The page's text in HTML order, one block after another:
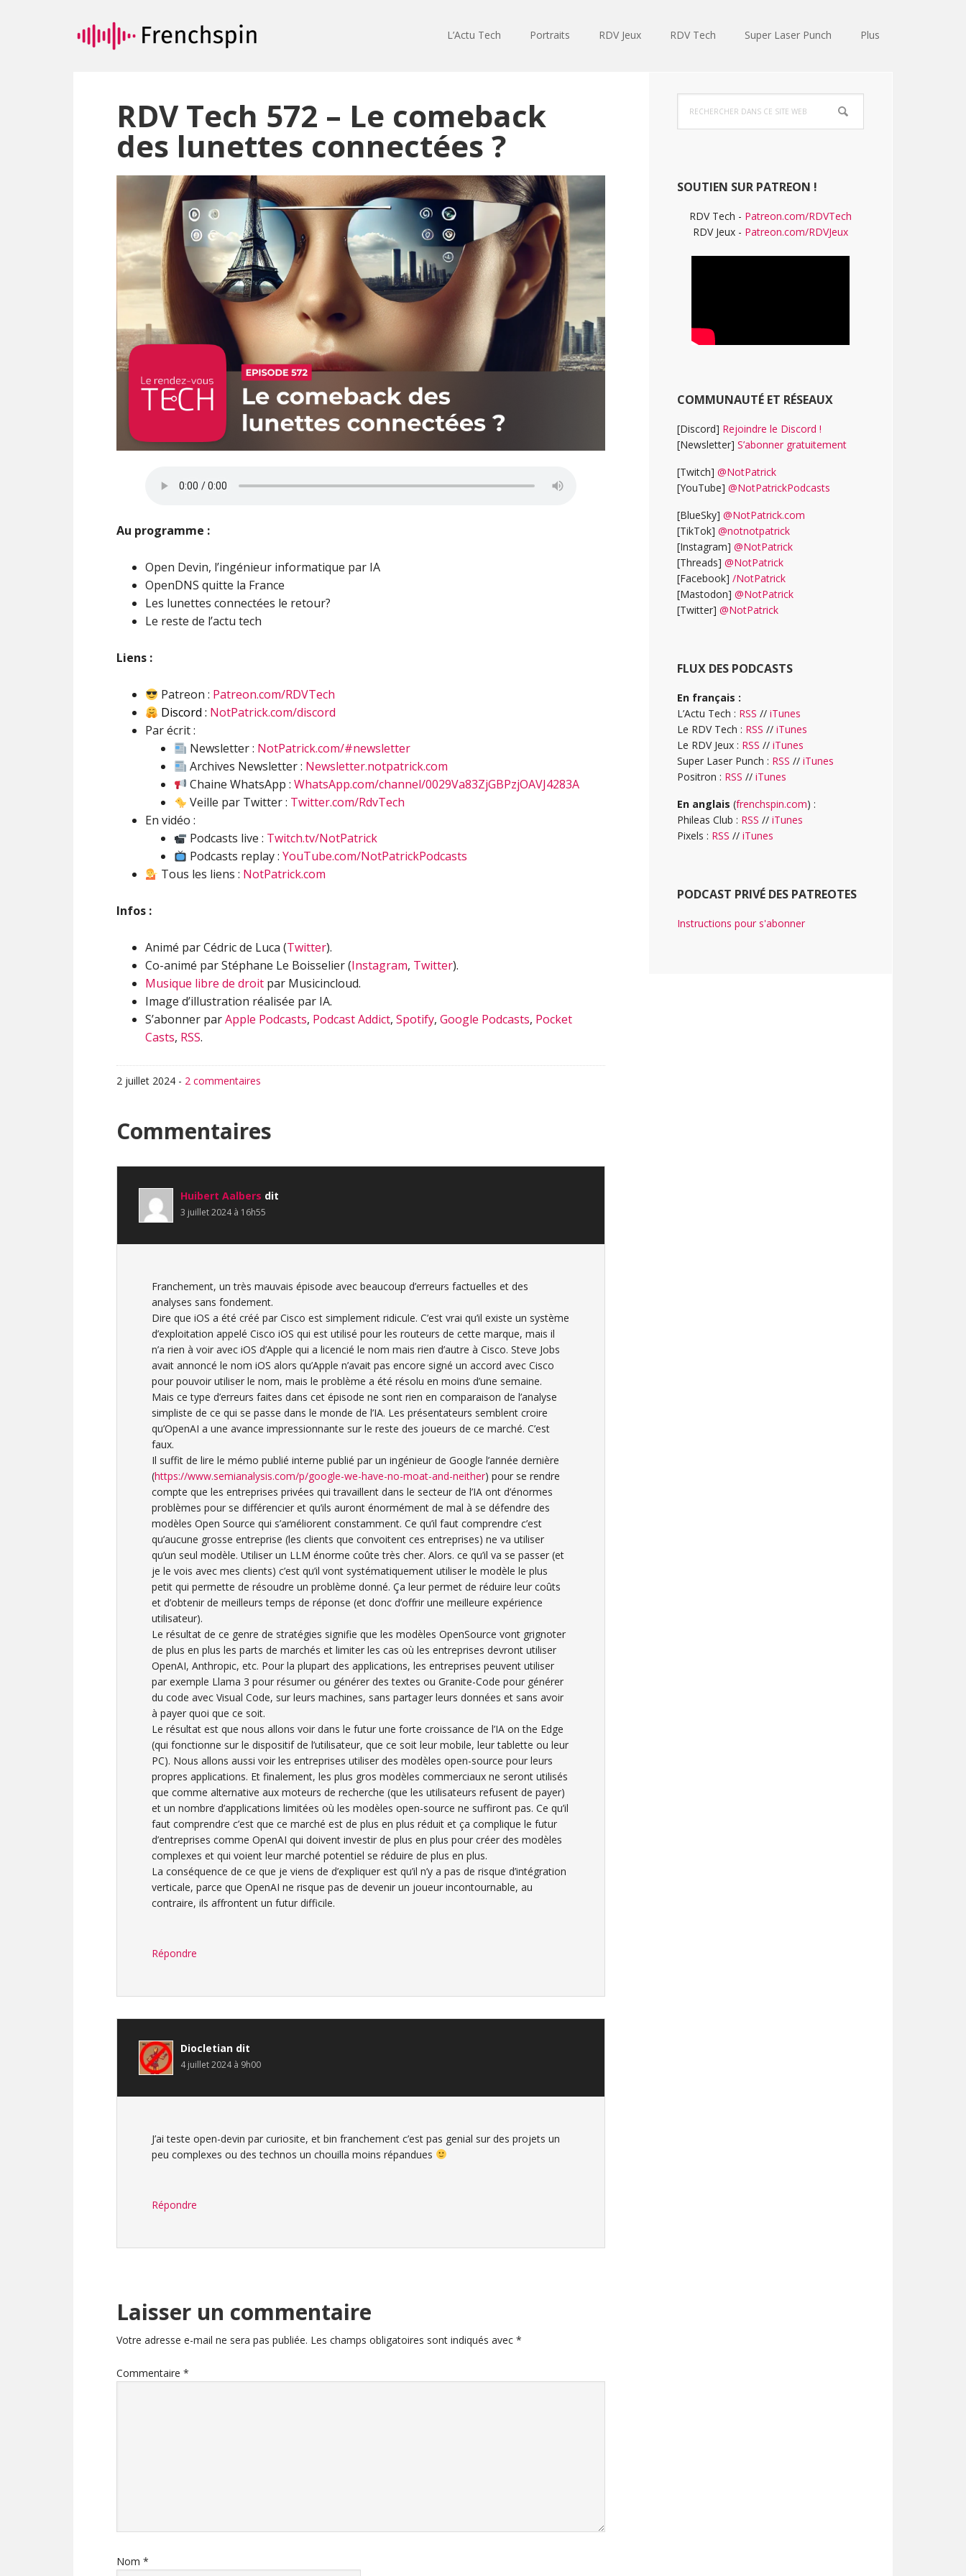
au
contenu
la
L’Actu Tech Portraits RDV Jeux RDV Tech Super Laser Punch Plus
RDV Tech 572 – Le comeback
des lunettes connectées ?
Au programme :
Open Devin, l’ingénieur informatique par IA
OpenDNS quitte la France
Les lunettes connectées le retour?
Le reste de l’actu tech
Liens :
Patreon : Patreon.com/RDVTech
Discord : NotPatrick.com/discord
Par écrit :
Newsletter : NotPatrick.com/#newsletter
Archives Newsletter : Newsletter.notpatrick.com
Chaine WhatsApp :WhatsApp.com/channel/0029Va83ZjGBPzjOAVJ4283A
Veille par Twitter : Twitter.com/RdvTech
En vidéo :
Podcasts live : Twitch.tv/NotPatrick
Podcasts replay :YouTube.com/NotPatrickPodcasts
Tous les liens : NotPatrick.com
Infos :
Animé par Cédric de Luca (Twitter).
Co-animé par Stéphane Le Boisselier (Instagram, Twitter).
Musique libre de droit par Musicincloud.
Image d’illustration réalisée par IA.
S’abonner parApple Podcasts, Podcast Addict, Spotify, Google Podcasts, Pocket
Casts, RSS.
2 juillet 2024 - 2 commentaires
Interactions
du
lecteur
Commentaires
Huibert Aalbers dit
3 juillet 2024 à 16h55
Franchement, un très mauvais épisode avec beaucoup d’erreurs factuelles et des
analyses sans fondement.
Dire que iOS a été créé par Cisco est simplement ridicule. C’est vrai qu’il existe un système
d’exploitation appelé Cisco iOS qui est utilisé pour les routeurs de cette marque, mais il
n’a rien à voir avec iOS d’Apple qui a licencié le nom mais rien d’autre à Cisco. Steve Jobs
avait annoncé le nom iOS alors qu’Apple n’avait pas encore signé un accord avec Cisco
pour pouvoir utiliser le nom, mais le problème a été résolu en moins d’une semaine.
Mais ce type d’erreurs faites dans cet épisode ne sont rien en comparaison de l’analyse
simpliste de ce qui se passe dans le monde de l’IA. Les présentateurs semblent croire
qu’OpenAI a une avance impressionnante sur le reste des joueurs de ce marché. C’est
faux.
Il suffit de lire le mémo publié interne publié par un ingénieur de Google l’année dernière
(https://www.semianalysis.com/p/google-we-have-no-moat-and-neither) pour se rendre
compte que les entreprises privées qui travaillent dans le secteur de l’IA ont d’énormes
problèmes pour se différencier et qu’ils auront énormément de mal à se défendre des
modèles Open Source qui s’améliorent constamment. Ce qu’il faut comprendre c’est
qu’aucune grosse entreprise (les clients que convoitent ces entreprises) ne va utiliser
qu’un seul modèle. Utiliser un LLM énorme coûte très cher. Alors. ce qu’il va se passer (et
je le vois avec mes clients) c’est qu’il vont systématiquement utiliser le modèle le plus
petit qui permette de résoudre un problème donné. Ça leur permet de réduire leur coûts
et d’obtenir de meilleurs temps de réponse (et donc d’offrir une meilleure expérience
utilisateur).
Le résultat de ce genre de stratégies signifie que les modèles OpenSource vont grignoter
de plus en plus les parts de marchés et limiter les cas où les entreprises devront utiliser
OpenAI, Anthropic, etc. Pour la plupart des applications, les entreprises peuvent utiliser
par exemple Llama 3 pour résumer ou générer des textes ou Granite-Code pour générer
du code avec Visual Code, sur leurs machines, sans partager leurs données et sans avoir
à payer quoi que ce soit.
Le résultat est que nous allons voir dans le futur une forte croissance de l’IA on the Edge
(qui fonctionne sur le dispositif de l’utilisateur, que ce soit leur mobile, leur tablette ou leur
PC). Nous allons aussi voir les entreprises utiliser des modèles open-source pour leurs
propres applications. Et finalement, les plus gros modèles commerciaux ne seront utilisés
que comme alternative aux moteurs de recherche (que les utilisateurs refusent de payer)
et un nombre d’applications limitées où les modèles open-source ne suffiront pas. Ce qu’il
faut comprendre c’est que ce marché est de plus en plus réduit et ça complique le futur
d’entreprises comme OpenAI qui doivent investir de plus en plus pour créer des modèles
complexes et qui voient leur marché potentiel se réduire de plus en plus.
La conséquence de ce que je viens de d’expliquer est qu’il n’y a pas de risque d’intégration
verticale, parce que OpenAI ne risque pas de devenir un joueur incontournable, au
contraire, ils affrontent un futur difficile.
Répondre
Diocletian dit
4 juillet 2024 à 9h00
J’ai teste open-devin par curiosite, et bin franchement c’est pas genial sur des projets un
peu complexes ou des technos un chouilla moins répandues
Répondre
Laisser un commentaire
Votre adresse e-mail ne sera pas publiée. Les champs obligatoires sont indiqués avec *
Commentaire *
Nom *
Barre
latérale
dans
ce
SOUTIEN SUR PATREON !
RDV Tech - Patreon.com/RDVTech
RDV Jeux - Patreon.com/RDVJeux
COMMUNAUTÉ ET RÉSEAUX
[Discord] Rejoindre le Discord !
[Newsletter] S’abonner gratuitement
[Twitch] @NotPatrick
[YouTube] @NotPatrickPodcasts
[BlueSky] @NotPatrick.com
[TikTok] @notnotpatrick
[Instagram] @NotPatrick
[Threads] @NotPatrick
[Facebook] /NotPatrick
[Mastodon] @NotPatrick
[Twitter] @NotPatrick
FLUX DES PODCASTS
En français :
L’Actu Tech : RSS // iTunes
Le RDV Tech : RSS // iTunes
Le RDV Jeux : RSS // iTunes
Super Laser Punch : RSS // iTunes
Positron : RSS // iTunes
En anglais (frenchspin.com) :
Phileas Club : RSS // iTunes
Pixels : RSS // iTunes
PODCAST PRIVÉ DES PATREOTES
Instructions pour s'abonner